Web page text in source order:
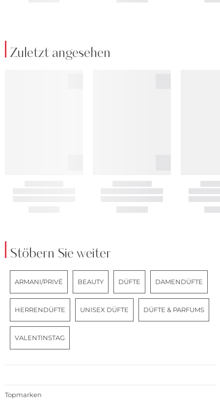
Zuletzt angesehen
Stöbern Sie weiter
ARMANI/PRIVÉ BEAUTY DÜFTE DAMENDÜFTE
HERRENDÜFTE UNISEX DÜFTE DÜFTE & PARFUMS
VALENTINSTAG
Topmarken